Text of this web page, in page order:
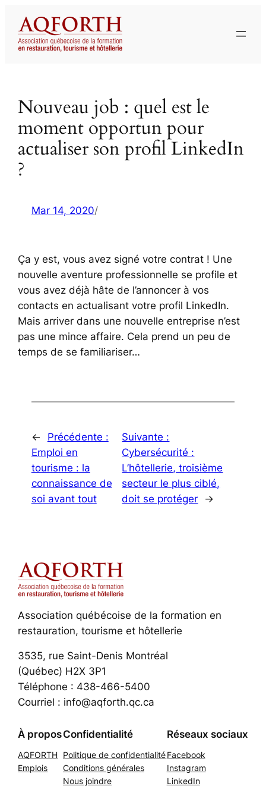
contenu
Nouveau job : quel est le
moment opportun pour
actualiser son profil LinkedIn
?
Mar 14, 2020/
Ça y est, vous avez signé votre contrat ! Une
nouvelle aventure professionnelle se profile et
vous avez déjà hâte de l’annoncer à vos
contacts en actualisant votre profil LinkedIn.
Mais arriver dans une nouvelle entreprise n’est
pas une mince affaire. Cela prend un peu de
temps de se familiariser…
←
Précédente :
Emploi en
tourisme : la
connaissance de
soi avant tout
Suivante :
Cybersécurité :
L’hôtellerie, troisième
secteur le plus ciblé,
doit se protéger
→
Association québécoise de la formation en
restauration, tourisme et hôtellerie
3535, rue Saint-Denis Montréal
(Québec) H2X 3P1
Téléphone : 438-466-5400
Courriel : info@aqforth.qc.ca
À propos
AQFORTH
Emplois
Confidentialité
Politique de confidentialité
Conditions générales
Nous joindre
Réseaux sociaux
Facebook
Instagram
LinkedIn